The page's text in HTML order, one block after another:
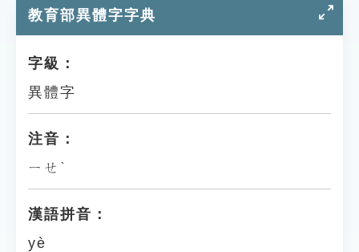
貓頭鷹博士
教育部異體字字典
字級：
異體字
注音：
ㄧㄝˋ
漢語拼音：
yè